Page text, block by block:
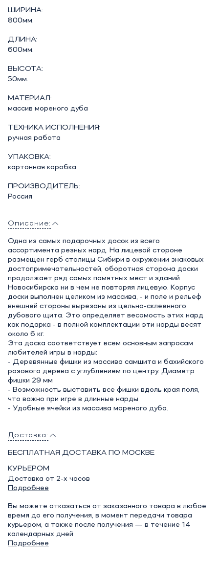
ШИРИНА:
800мм.
ДЛИНА:
600мм.
ВЫСОТА:
50мм.
МАТЕРИАЛ:
массив мореного дуба
ТЕХНИКА ИСПОЛНЕНИЯ:
ручная работа
УПАКОВКА:
картонная коробка
ПРОИЗВОДИТЕЛЬ:
Россия
Описание:
Одна из самых подарочных досок из всего
ассортимента резных нард. На лицевой стороне
размещен герб столицы Сибири в окружении знаковых
достопримечательностей, оборотная сторона доски
продолжает ряд самых памятных мест и зданий
Новосибирска ни в чем не повторяя лицевую. Корпус
доски выполнен целиком из массива, - и поле и рельеф
внешней стороны вырезаны из цельно-склеенного
дубового щита. Это определяет весомость этих нард
как подарка - в полной комплектации эти нарды весят
около 6 кг.
Эта доска соответствует всем основным запросам
любителей игры в нарды:
- Деревянные фишки из массива самшита и бахийского
розового дерева с углублением по центру. Диаметр
фишки 29 мм
- Возможность выставить все фишки вдоль края поля,
что важно при игре в длинные нарды
- Удобные ячейки из массива мореного дуба.
Доставка:
БЕСПЛАТНАЯ ДОСТАВКА ПО МОСКВЕ
КУРЬЕРОМ
Доставка от 2-х часов
Подробнее
Вы можете отказаться от заказанного товара в любое
время до его получения, в момент передачи товара
курьером, а также после получения — в течение 14
календарных дней
Подробнее